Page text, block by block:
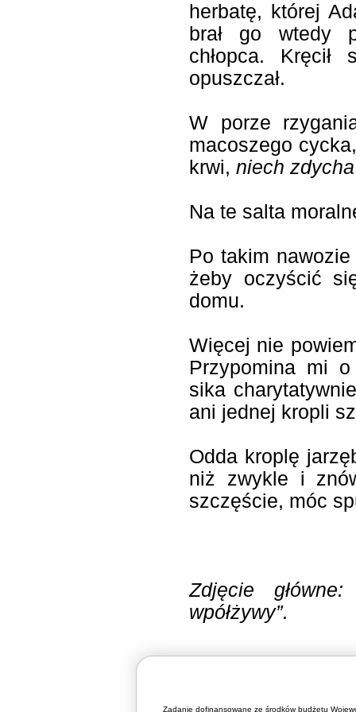
herbatę, której
brał go wtedy
chłopca.
opuszczał.
W porze
macoszego
krwi, niech
Na te salta
Po takim
żeby oczyścić
domu.
Więcej nie
Przypomina mi
sika
ani jednej kropli
Odda kroplę
niż zwykle i
szczęście, móc
Zdjęcie
wpółżywy”.
Zadanie dofinansowane ze środków budżetu